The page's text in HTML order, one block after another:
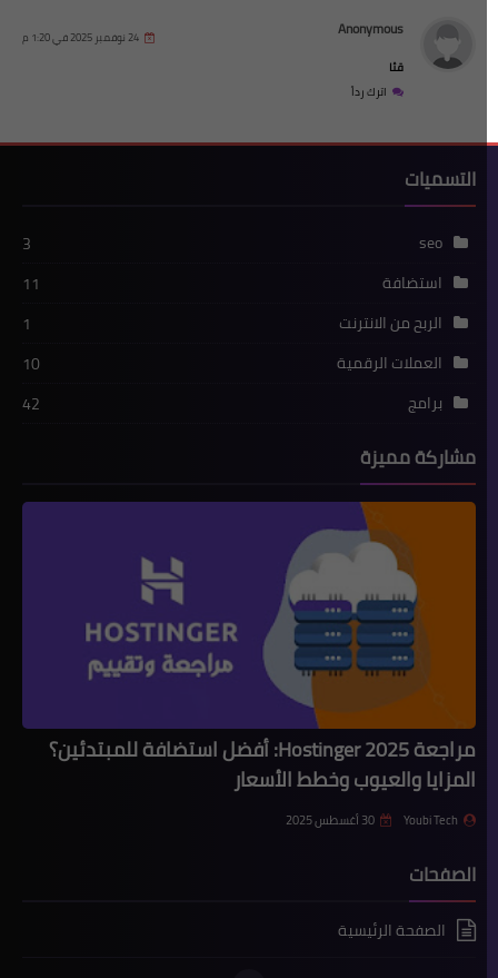
Anonymous 24 نوفمبر 2025 في 1:20 م
قثا
اترك رداً
التسميات
seo
استضافة
11
الربح من الانترنت
العملات الرقمية
10
برامج
42
مشاركة مميزة
مراجعة Hostinger 2025: أفضل استضافة للمبتدئين؟
المزايا والعيوب وخطط الأسعار
Youbi Tech 30 أغسطس 2025
الصفحات
الصفحة الرئيسية